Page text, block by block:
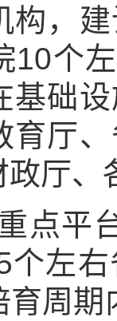
构，
10个
基础
育厅
政厅
点平
个左
育周